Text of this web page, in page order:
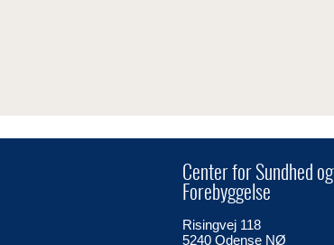
Center for Sundhed og
Forebyggelse
Risingvej 118
5240 Odense NØ